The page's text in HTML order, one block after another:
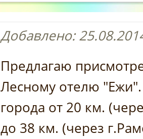
Добавлено:
Предлагаю
Лесному отелю
города от 20 км.
до 38 км. (через